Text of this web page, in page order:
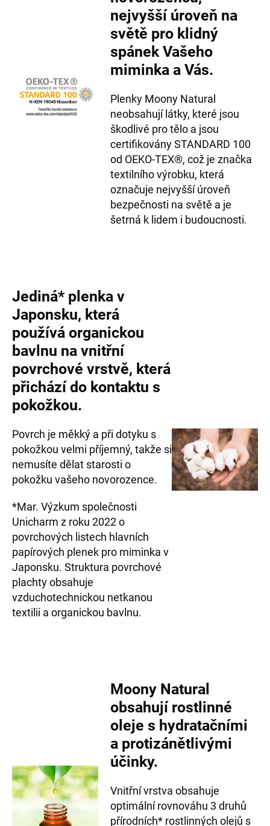
nejvyšší úroveň na
světě pro klidný
spánek Vašeho
miminka a Vás.
Plenky Moony Natural
neobsahují látky, které jsou
škodlivé pro tělo a jsou
certifikovány STANDARD 100
od OEKO‐TEX®, což je značka
textilního výrobku, která
označuje nejvyšší úroveň
bezpečnosti na světě a je
šetrná k lidem i budoucnosti.
Jediná* plenka v
Japonsku, která
používá organickou
bavlnu na vnitřní
povrchové vrstvě, která
přichází do kontaktu s
pokožkou.
Povrch je měkký a při dotyku s
pokožkou velmi příjemný, takže si
nemusíte dělat starosti o
pokožku vašeho novorozence.
*Mar. Výzkum společnosti
Unicharm z roku 2022 o
povrchových listech hlavních
papírových plenek pro miminka v
Japonsku. Struktura povrchové
plachty obsahuje
vzduchotechnickou netkanou
textilii a organickou bavlnu.
Moony Natural
obsahují rostlinné
oleje s hydratačními
a protizánětlivými
účinky.
Vnitřní vrstva obsahuje
optimální rovnováhu 3 druhů
přírodních* rostlinných olejů s